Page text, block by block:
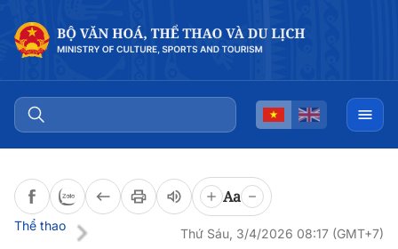
Aa
Thể thao
Thứ Sáu, 3/4/2026 08:17 (GMT+7)
Đọc bài